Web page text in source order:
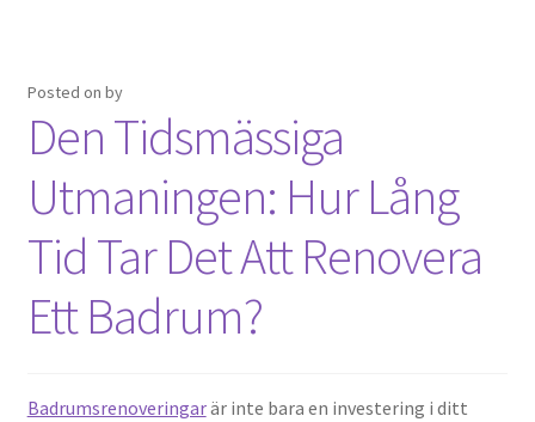
Posted on by
Den Tidsmässiga
Utmaningen: Hur Lång
Tid Tar Det Att Renovera
Ett Badrum?
Badrumsrenoveringarär inte bara en investering i ditt